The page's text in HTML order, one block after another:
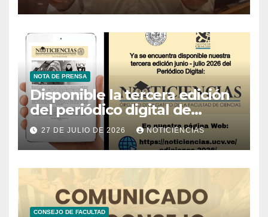
NOTA DE PRENSA
Disponible la tercera edición
del periódico digital de
Noticiencias 2026
27 DE JULIO DE 2026 NOTICIENCIAS
CONSEJO DE FACULTAD